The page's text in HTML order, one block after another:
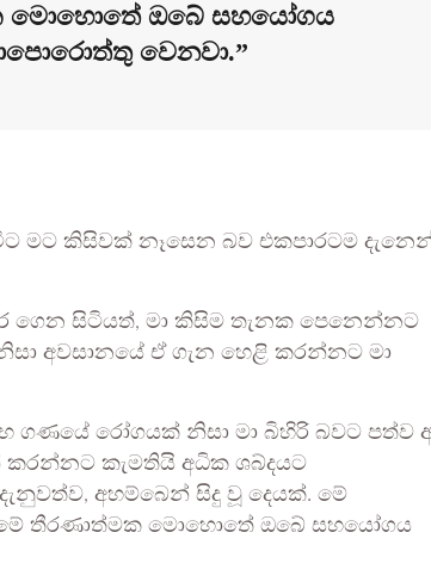
මොහොතේ ඔබේ සහයෝගය
වෙනවා.”
මට කිසිවක් නෑසෙන බව එකපාරටම
ගෙන සිටියත්, මා කිසිම තැනක පෙනෙන්නට
අවසානයේ ඒ ගැන හෙළි කරන්නට මා
රෝගයක් නිසා මා බිහිරි බවට පත්ව
කැමතියි අධික ශබ්දයට
අහම්බෙන් සිදු වූ දෙයක්. මේ
තීරණාත්මක මොහොතේ ඔබේ සහයෝගය